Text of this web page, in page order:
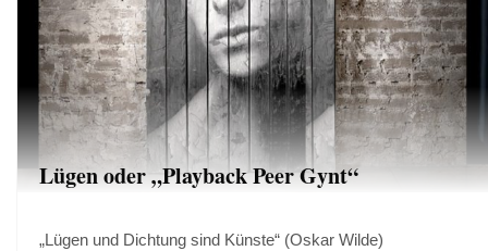
Lügen oder „Playback Peer Gynt“
„Lügen und Dichtung sind Künste“ (Oskar Wilde)